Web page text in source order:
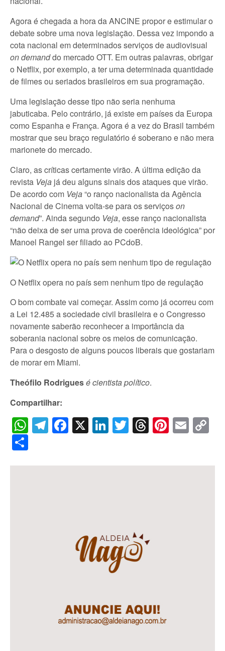
Agora é chegada a hora da ANCINE propor e estimular o
debate sobre uma nova legislação. Dessa vez impondo a
cota nacional em determinados serviços de audiovisual
on demanddo mercado OTT. Em outras palavras, obrigar
o Netflix, por exemplo, a ter uma determinada quantidade
de filmes ou seriados brasileiros em sua programação.
Uma legislação desse tipo não seria nenhuma
jabuticaba. Pelo contrário, já existe em países da Europa
como Espanha e França. Agora é a vez do Brasil também
mostrar que seu braço regulatório é soberano e não mera
marionete do mercado.
Claro, as críticas certamente virão. A última edição da
revista Veja já deu alguns sinais dos ataques que virão.
De acordo com Veja“o ranço nacionalista da Agência
Nacional de Cinema volta-se para os serviçoson
demand”. Ainda segundo Veja, esse ranço nacionalista
“não deixa de ser uma prova de coerência ideológica” por
Manoel Rangel ser filiado ao PCdoB.
O Netflix opera no país sem nenhum tipo de regulação
O bom combate vai começar. Assim como já ocorreu com
a Lei 12.485 a sociedade civil brasileira e o Congresso
novamente saberão reconhecer a importância da
soberania nacional sobre os meios de comunicação.
Para o desgosto de alguns poucos liberais que gostariam
de morar em Miami.
Theófilo Rodriguesé cientista político.
Compartilhar:
WhatsApp
Telegram
Facebook
X LinkedIn
Twitter
Threads